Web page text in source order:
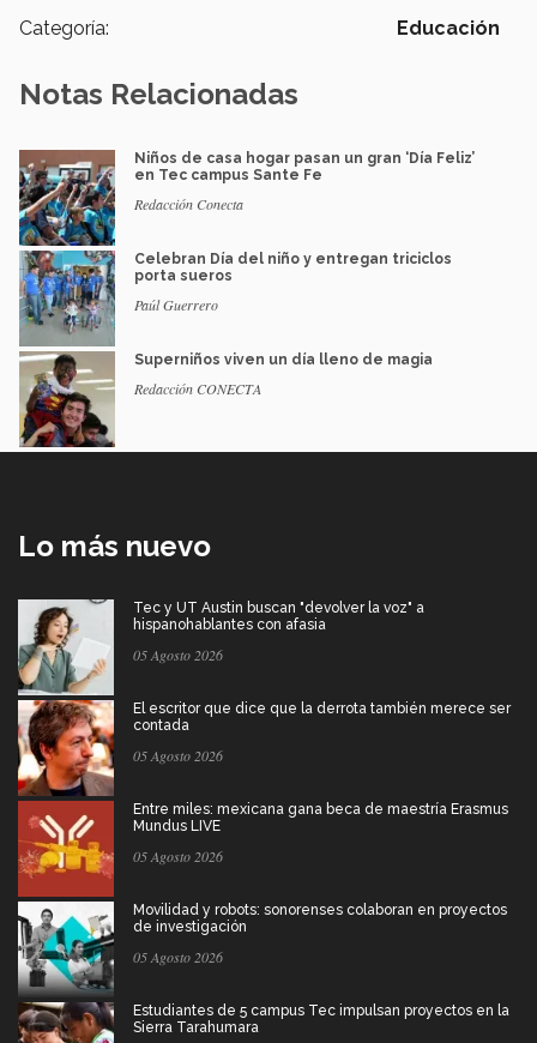
Categoría: Educación
Notas Relacionadas
Niños de casa hogar pasan un gran ‘Día Feliz’
en Tec campus Sante Fe
Redacción Conecta
Celebran Día del niño y entregan triciclos
porta sueros
Paúl Guerrero
Superniños viven un día lleno de magia
Redacción CONECTA
Lo más nuevo
Tec y UT Austin buscan "devolver la voz" a
hispanohablantes con afasia
05 Agosto 2026
El escritor que dice que la derrota también merece ser
contada
05 Agosto 2026
Entre miles: mexicana gana beca de maestría Erasmus
Mundus LIVE
05 Agosto 2026
Movilidad y robots: sonorenses colaboran en proyectos
de investigación
05 Agosto 2026
Estudiantes de 5 campus Tec impulsan proyectos en la
Sierra Tarahumara